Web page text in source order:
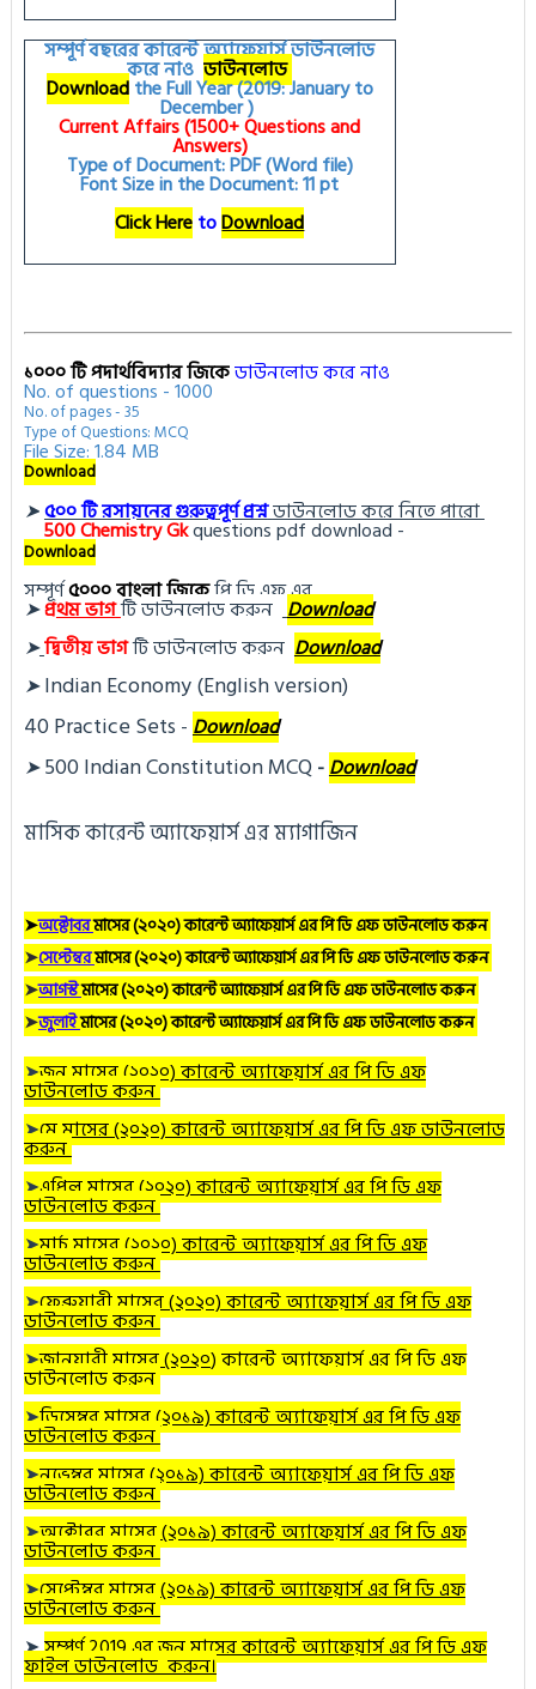
সম্পূর্ণ বছরের কারেন্ট অ্যাফেয়ার্স ডাউনলোড
করে নাও ডাউনলোড
Downloadthe Full Year (2019: January to
December )
Current Affairs (1500+ Questions and
Answers)
Type of Document: PDF (Word file)
Font Size in the Document: 11 pt
Click HeretoDownload
১০০০ টি পদার্থবিদ্যার জিকেডাউনলোড করে নাও
No. of questions - 1000
No. of pages - 35
Type of Questions: MCQ
File Size: 1.84 MB
Download
➤৫০০ টি রসায়নের গুরুত্বপূর্ণ প্রশ্নডাউনলোড করে নিতে পারো
500Chemistry Gkquestions pdf download -
Download
সম্পূর্ণ৫০০০ বাংলা জিকেপি ডি এফ এর
➤প্রথম ভাগটি ডাউনলোড করুন Download
➤দ্বিতীয় ভাগটি ডাউনলোড করুন Download
➤Indian Economy (English version)
40 Practice Sets - Download
➤500 Indian Constitution MCQ- Download
মাসিক কারেন্ট অ্যাফেয়ার্স এর ম্যাগাজিন
➤অক্টোবরমাসের (২০২০) কারেন্ট অ্যাফেয়ার্স এর পি ডি এফ ডাউনলোড করুন
➤সেপ্টেম্বরমাসের (২০২০) কারেন্ট অ্যাফেয়ার্স এর পি ডি এফ ডাউনলোড করুন
➤আগস্টমাসের (২০২০) কারেন্ট অ্যাফেয়ার্স এর পি ডি এফ ডাউনলোড করুন
➤জুলাইমাসের (২০২০) কারেন্ট অ্যাফেয়ার্স এর পি ডি এফ ডাউনলোড করুন
➤জুনমাসের (২০২০) কারেন্ট অ্যাফেয়ার্স এর পি ডি এফ
ডাউনলোড করুন
➤মেমাসের (২০২০) কারেন্ট অ্যাফেয়ার্স এর পি ডি এফ ডাউনলোড
করুন
➤এপ্রিলমাসের (২০২০) কারেন্ট অ্যাফেয়ার্স এর পি ডি এফ
ডাউনলোড করুন
➤মার্চমাসের (২০২০) কারেন্ট অ্যাফেয়ার্স এর পি ডি এফ
ডাউনলোড করুন
➤ফেব্রুয়ারীমাসের (২০২০) কারেন্ট অ্যাফেয়ার্স এর পি ডি এফ
ডাউনলোড করুন
➤জানুয়ারীমাসের (২০২০) কারেন্ট অ্যাফেয়ার্স এর পি ডি এফ
ডাউনলোড করুন
➤ডিসেম্বরমাসের (২০১৯) কারেন্ট অ্যাফেয়ার্স এর পি ডি এফ
ডাউনলোড করুন
➤নভেম্বরমাসের (২০১৯) কারেন্ট অ্যাফেয়ার্স এর পি ডি এফ
ডাউনলোড করুন
➤অক্টোবরমাসের (২০১৯) কারেন্ট অ্যাফেয়ার্স এর পি ডি এফ
ডাউনলোড করুন
➤সেপ্টেম্বর মাসের (২০১৯) কারেন্ট অ্যাফেয়ার্স এর পি ডি এফ
ডাউনলোড করুন
➤সম্পূর্ণ 2019 এর জুন মাসের কারেন্ট অ্যাফেয়ার্স এর পি ডি এফ
ফাইল ডাউনলোড করুন।